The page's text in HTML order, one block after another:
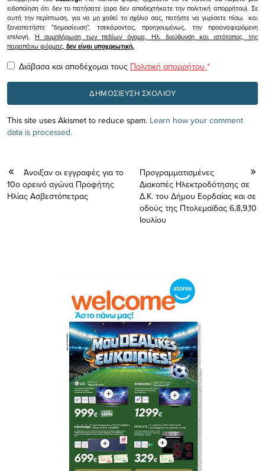
ειδοποίηση ότι δεν το πατήσατε (αρα δεν αποδεχτήκατε την πολιτική απορρήτου). Σε
αυτή την περίπτωση, για να μη χαθεί το σχόλιο σας, πατήστε να γυρίσετε πίσω και
ξαναπατήστε "δημοσίευση", τσεκάροντας, προηγουμένως, την προαναφερόμενη
επιλογή.Η συμπλήρωση των πεδίων όνομα, Ηλ. διεύθυνση και ιστότοπος, της
παραπάνω φόρμας, δεν είναι υποχρεωτική.
Διάβασα και αποδέχομαι τους Πολιτική απορρήτου *
This site uses Akismet to reduce spam. Learn how your comment
data is processed.
Άνοιξαν οι εγγραφές για το
10ο ορεινό αγώνα Προφήτης
Ηλίας Ασβεστόπετρας
Προγραμματισμένες
Διακοπές Ηλεκτροδότησης σε
Δ.Κ. του Δήμου Εορδαίας και σε
οδούς της Πτολεμαϊδας 6,8,9,10
Ιουλίου